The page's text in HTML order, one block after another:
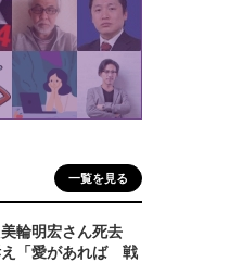
一覧を見る
輪明宏さん死去
え「愛があれば 戦